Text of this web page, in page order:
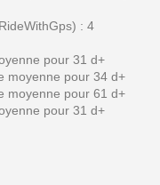
: 4
pour 31 d+
moyenne pour 34 d+
moyenne pour 61 d+
pour 31 d+